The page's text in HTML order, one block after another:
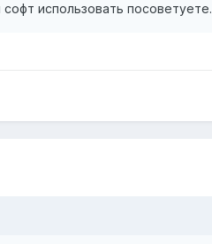
использовать посоветуете.